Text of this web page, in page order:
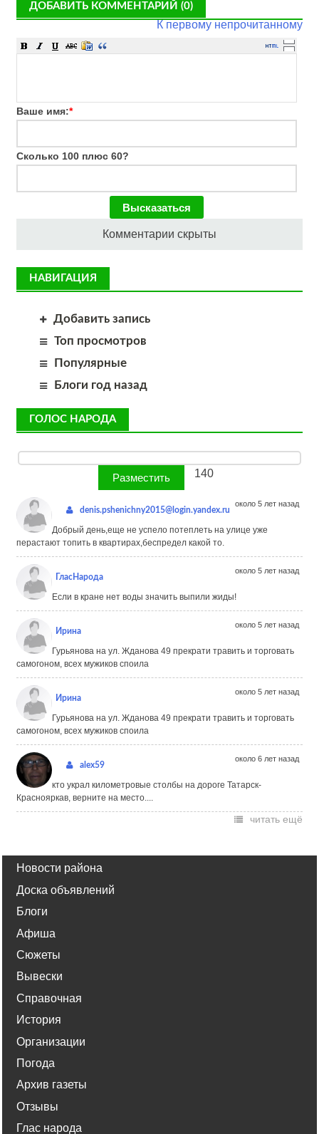
ДОБАВИТЬ КОММЕНТАРИЙ (0)
К первому непрочитанному
Ваше имя:*
Сколько 100 плюс 60?
Комментарии скрыты
НАВИГАЦИЯ
Добавить запись
Топ просмотров
Популярные
Блоги год назад
ГОЛОС НАРОДА
140
denis.pshenichny2015@login.yandex.ru
около 5 лет назад
Добрый день,еще не успело потеплеть на улице уже
перастают топить в квартирах,беспредел какой то.
ГласНарода
около 5 лет назад
Если в кране нет воды значить выпили жиды!
Ирина
около 5 лет назад
Гурьянова на ул. Жданова 49 прекрати травить и торговать
самогоном, всех мужиков споила
Ирина
около 5 лет назад
Гурьянова на ул. Жданова 49 прекрати травить и торговать
самогоном, всех мужиков споила
alex59
около 6 лет назад
кто украл километровые столбы на дороге Татарск-
Краснояркав, верните на место....
читать ещё
Новости района
Доска объявлений
Блоги
Афиша
Сюжеты
Вывески
Справочная
История
Организации
Погода
Архив газеты
Отзывы
Глас народа